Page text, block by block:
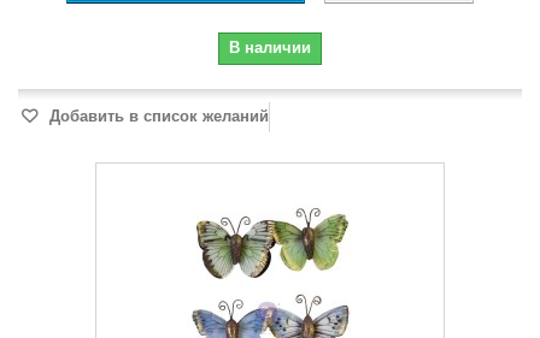
В наличии
Добавить в список желаний